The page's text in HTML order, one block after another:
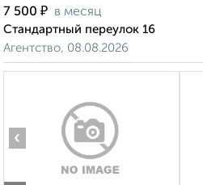
7 500 ₽ в месяц
Стандартный переулок 16
Агентство, 08.08.2026
‹